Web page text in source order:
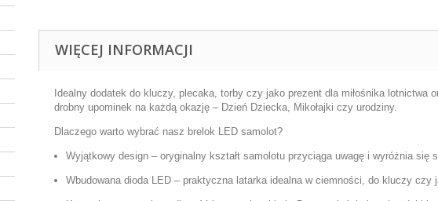
WIĘCEJ INFORMACJI
Idealny dodatek do kluczy, plecaka, torby czy jako prezent dla miłośnika lotnictwa
drobny upominek na każdą okazję – Dzień Dziecka, Mikołajki czy urodziny.
Dlaczego warto wybrać nasz brelok LED samolot?
Wyjątkowy design – oryginalny kształt samolotu przyciąga uwagę i wyróżnia się
Wbudowana dioda LED – praktyczna latarka idealna w ciemności, do kluczy czy